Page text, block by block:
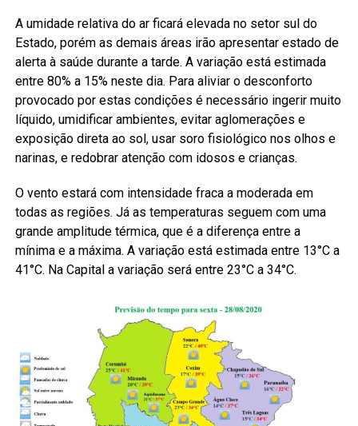
A umidade relativa do ar ficará elevada no setor sul do
Estado, porém as demais áreas irão apresentar estado de
alerta à saúde durante a tarde. A variação está estimada
entre 80% a 15% neste dia. Para aliviar o desconforto
provocado por estas condições é necessário ingerir muito
líquido, umidificar ambientes, evitar aglomerações e
exposição direta ao sol, usar soro fisiológico nos olhos e
narinas, e redobrar atenção com idosos e crianças.
O vento estará com intensidade fraca a moderada em
todas as regiões. Já as temperaturas seguem com uma
grande amplitude térmica, que é a diferença entre a
mínima e a máxima. A variação está estimada entre 13°C a
41°C. Na Capital a variação será entre 23°C a 34°C.